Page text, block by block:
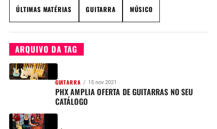
ÚLTIMAS MATÉRIAS GUITARRA MÚSICO
ARQUIVO DA TAG
GUITARRA 15 nov 2021
PHX AMPLIA OFERTA DE GUITARRAS NO SEU
CATÁLOGO